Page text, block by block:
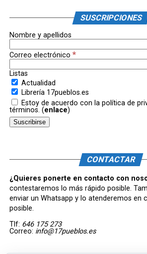
SUSCRIPCIONES
Nombre y apellidos
Correo electrónico *
Listas
Actualidad
Librería 17pueblos.es
Estoy de acuerdo con la política de
términos. (enlace)
CONTACTAR
¿Quieres ponerte en contacto con
contestaremos lo más rápido posible.
enviar un Whatsapp y lo atenderemos en
posible.
Tlf: 646 175 273
Correo: info@17pueblos.es